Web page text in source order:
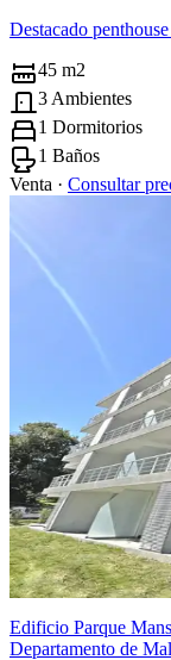
Destacado
45 m2
3 Ambientes
1 Dormitorios
1 Baños
Venta · Consultar
Edificio Parque
Departamento de